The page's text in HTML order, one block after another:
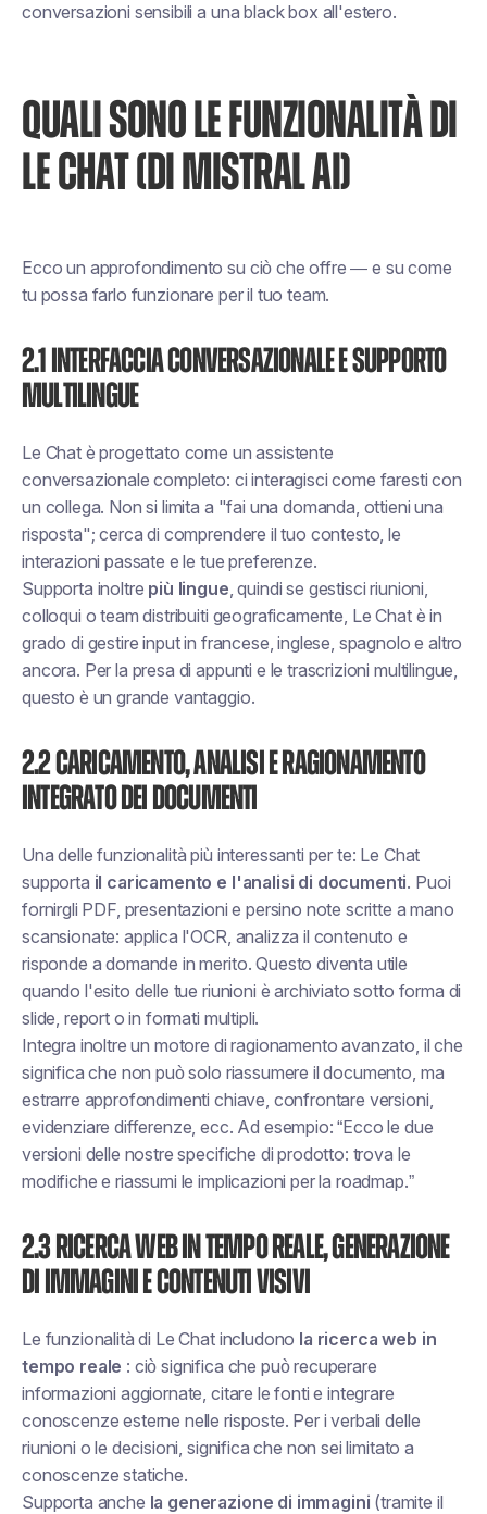
conversazioni sensibili a una black box all'estero.
QUALI SONO LE FUNZIONALITÀ DI
LE CHAT (DI MISTRAL AI)
Ecco un approfondimento su ciò che offre — e su come
tu possa farlo funzionare per il tuo team.
2.1 Interfaccia conversazionale e supporto
multilingue
Le Chat è progettato come un assistente
conversazionale completo: ci interagisci come faresti con
un collega. Non si limita a "fai una domanda, ottieni una
risposta"; cerca di comprendere il tuo contesto, le
interazioni passate e le tue preferenze.
Supporta inoltre più lingue, quindi se gestisci riunioni,
colloqui o team distribuiti geograficamente, Le Chat è in
grado di gestire input in francese, inglese, spagnolo e altro
ancora. Per la presa di appunti e le trascrizioni multilingue,
questo è un grande vantaggio.
2.2 Caricamento, analisi e ragionamento
integrato dei documenti
Una delle funzionalità più interessanti per te: Le Chat
supporta il caricamento e l'analisi di documenti. Puoi
fornirgli PDF, presentazioni e persino note scritte a mano
scansionate: applica l'OCR, analizza il contenuto e
risponde a domande in merito. Questo diventa utile
quando l'esito delle tue riunioni è archiviato sotto forma di
slide, report o in formati multipli.
Integra inoltre un motore di ragionamento avanzato, il che
significa che non può solo riassumere il documento, ma
estrarre approfondimenti chiave, confrontare versioni,
evidenziare differenze, ecc. Ad esempio: “Ecco le due
versioni delle nostre specifiche di prodotto: trova le
modifiche e riassumi le implicazioni per la roadmap.”
2.3 Ricerca web in tempo reale, generazione
di immagini e contenuti visivi
Le funzionalità di Le Chat includono la ricerca web in
tempo reale : ciò significa che può recuperare
informazioni aggiornate, citare le fonti e integrare
conoscenze esterne nelle risposte. Per i verbali delle
riunioni o le decisioni, significa che non sei limitato a
conoscenze statiche.
Supporta anche la generazione di immagini (tramite il